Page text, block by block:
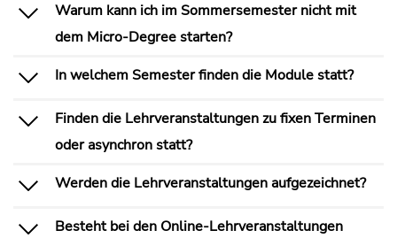
Warum kann ich im Sommersemester nicht mit
dem Micro-Degree starten?
In welchem Semester finden die Module statt?
Finden die Lehrveranstaltungen zu fixen Terminen
oder asynchron statt?
Werden die Lehrveranstaltungen aufgezeichnet?
Besteht bei den Online-Lehrveranstaltungen